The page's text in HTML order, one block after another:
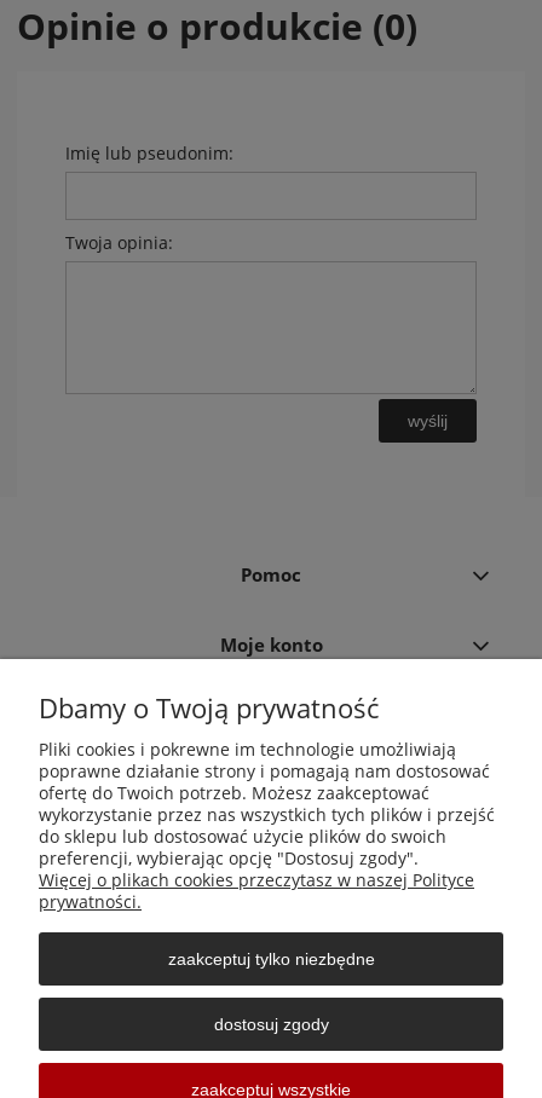
Opinie o produkcie (0)
Imię lub pseudonim:
Twoja opinia:
wyślij
Pomoc
Moje konto
Płatności i dostawa
Informacje
O nas
Środki do zwalczania szkodników Aga Pułapki | Wacława
Iwaszkiewicza 23, 32-406 Zakliczyn | AGA-PLAST MET 2 Paweł
Sałach | NIP: 6811796065 | REGON: 363212838
Sklepy internetowe Shoper Częstochowa
Dbamy o Twoją prywatność
Pliki cookies i pokrewne im technologie umożliwiają
poprawne działanie strony i pomagają nam dostosować
ofertę do Twoich potrzeb. Możesz zaakceptować
wykorzystanie przez nas wszystkich tych plików i przejść
do sklepu lub dostosować użycie plików do swoich
preferencji, wybierając opcję "Dostosuj zgody".
Więcej o plikach cookies przeczytasz w naszej Polityce
prywatności.
zaakceptuj tylko niezbędne
dostosuj zgody
zaakceptuj wszystkie